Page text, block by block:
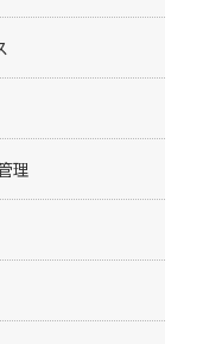
理